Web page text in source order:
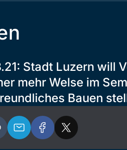
Stadt Luzern will
mehr Welse im
Bauen